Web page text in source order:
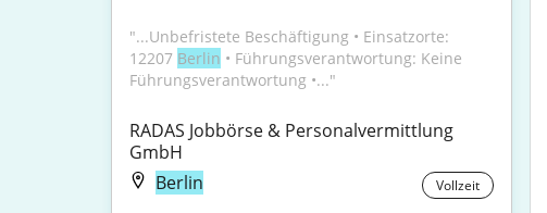
"...Unbefristete Beschäftigung • Einsatzorte:
12207 Berlin • Führungsverantwortung: Keine
Führungsverantwortung •..."
RADAS Jobbörse & Personalvermittlung
GmbH
Berlin
Vollzeit